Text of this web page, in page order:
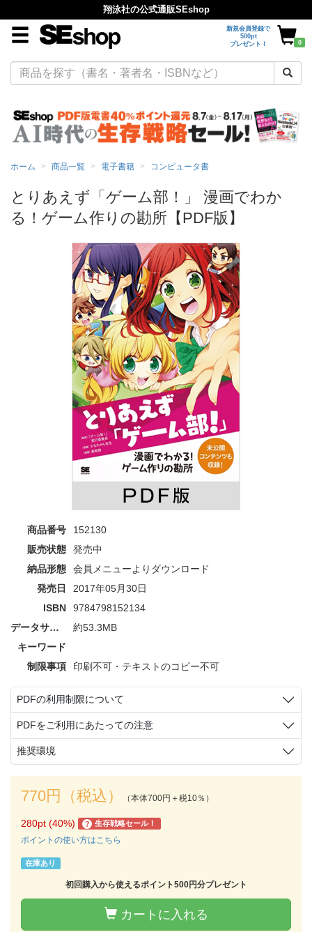
翔泳社の公式通販SEshop
新規会員登録で
500pt
プレゼント！
0
ホーム 商品一覧 電子書籍 コンピュータ書
とりあえず「ゲーム部！」 漫画でわか
る！ゲーム作りの勘所【PDF版】
商品番号
152130
販売状態
発売中
納品形態
会員メニューよりダウンロード
発売日
2017年05月30日
ISBN
9784798152134
データサイズ
約53.3MB
キーワード
制限事項
印刷不可・テキストのコピー不可
PDFの利用制限について
PDFをご利用にあたっての注意
推奨環境
770円（税込） （本体700円＋税10％）
280pt (40%) ? 生存戦略セール！
ポイントの使い方はこちら
在庫あり
初回購入から使えるポイント500円分プレゼント
カートに入れる